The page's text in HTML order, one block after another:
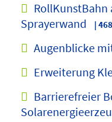
Sprayerwand
|
Augenblicke
Erweiterung
Barrierefreier